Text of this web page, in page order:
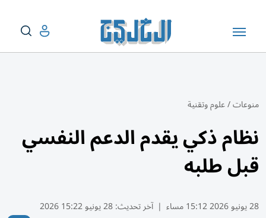
منوعات/علوم وتقنية
نظام ذكي يقدم الدعم النفسي
قبل طلبه
28 يونيو 2026 15:12 مساء | آخر تحديث:28 يونيو 15:22 2026